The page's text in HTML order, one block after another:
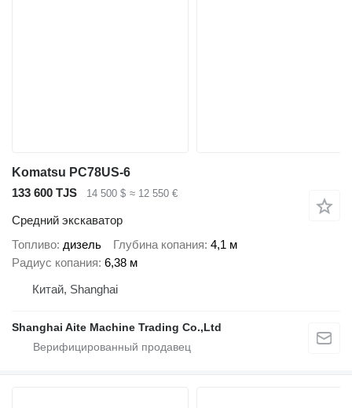
Komatsu PC78US-6
133 600 TJS
14 500 $ ≈ 12 550 €
Средний экскаватор
Топливо дизель Глубина копания 4,1 м
Радиус копания 6,38 м
Китай, Shanghai
Shanghai Aite Machine Trading Co.,Ltd